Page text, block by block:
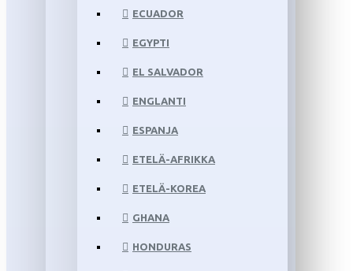
ECUADOR
EGYPTI
EL SALVADOR
ENGLANTI
ESPANJA
ETELÄ-AFRIKKA
ETELÄ-KOREA
GHANA
HONDURAS